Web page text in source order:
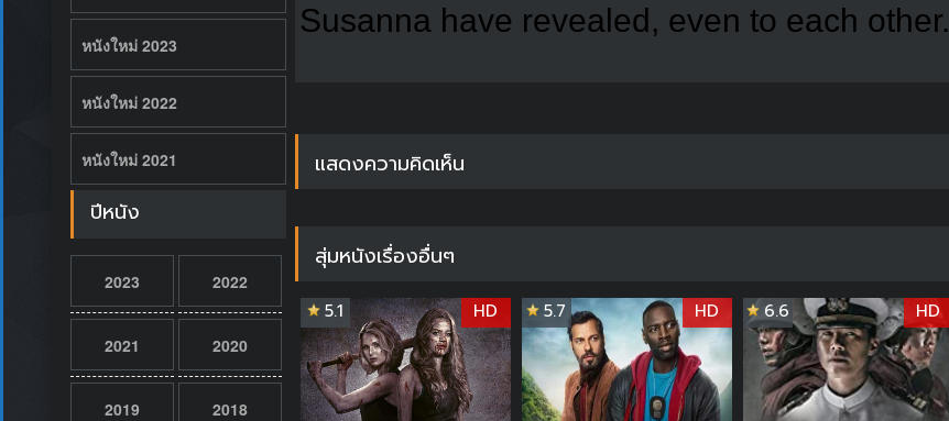
หนังใหม่ 2023
หนังใหม่ 2022
หนังใหม่ 2021
ปีหนัง
2023 2022
2021 2020
2019 2018
Susanna have revealed, even to each other.
แสดงความคิดเห็น
สุ่มหนังเรื่องอื่นๆ
5.1 HD 5.7 HD 6.6 HD